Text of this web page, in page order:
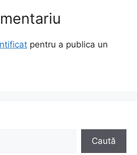
pentru a publica un
Caută